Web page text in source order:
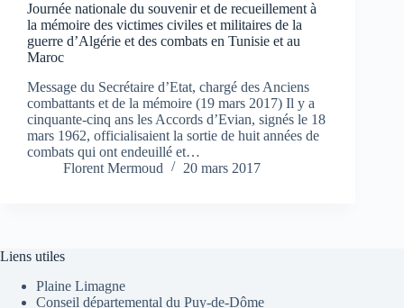
Journée nationale du souvenir et de recueillement à
la mémoire des victimes civiles et militaires de la
guerre d’Algérie et des combats en Tunisie et au
Maroc
Message du Secrétaire d’Etat, chargé des Anciens
combattants et de la mémoire (19 mars 2017) Il y a
cinquante-cinq ans les Accords d’Evian, signés le 18
mars 1962, officialisaient la sortie de huit années de
combats qui ont endeuillé et…
Florent Mermoud
20 mars 2017
Liens utiles
Plaine Limagne
Conseil départemental du Puy-de-Dôme